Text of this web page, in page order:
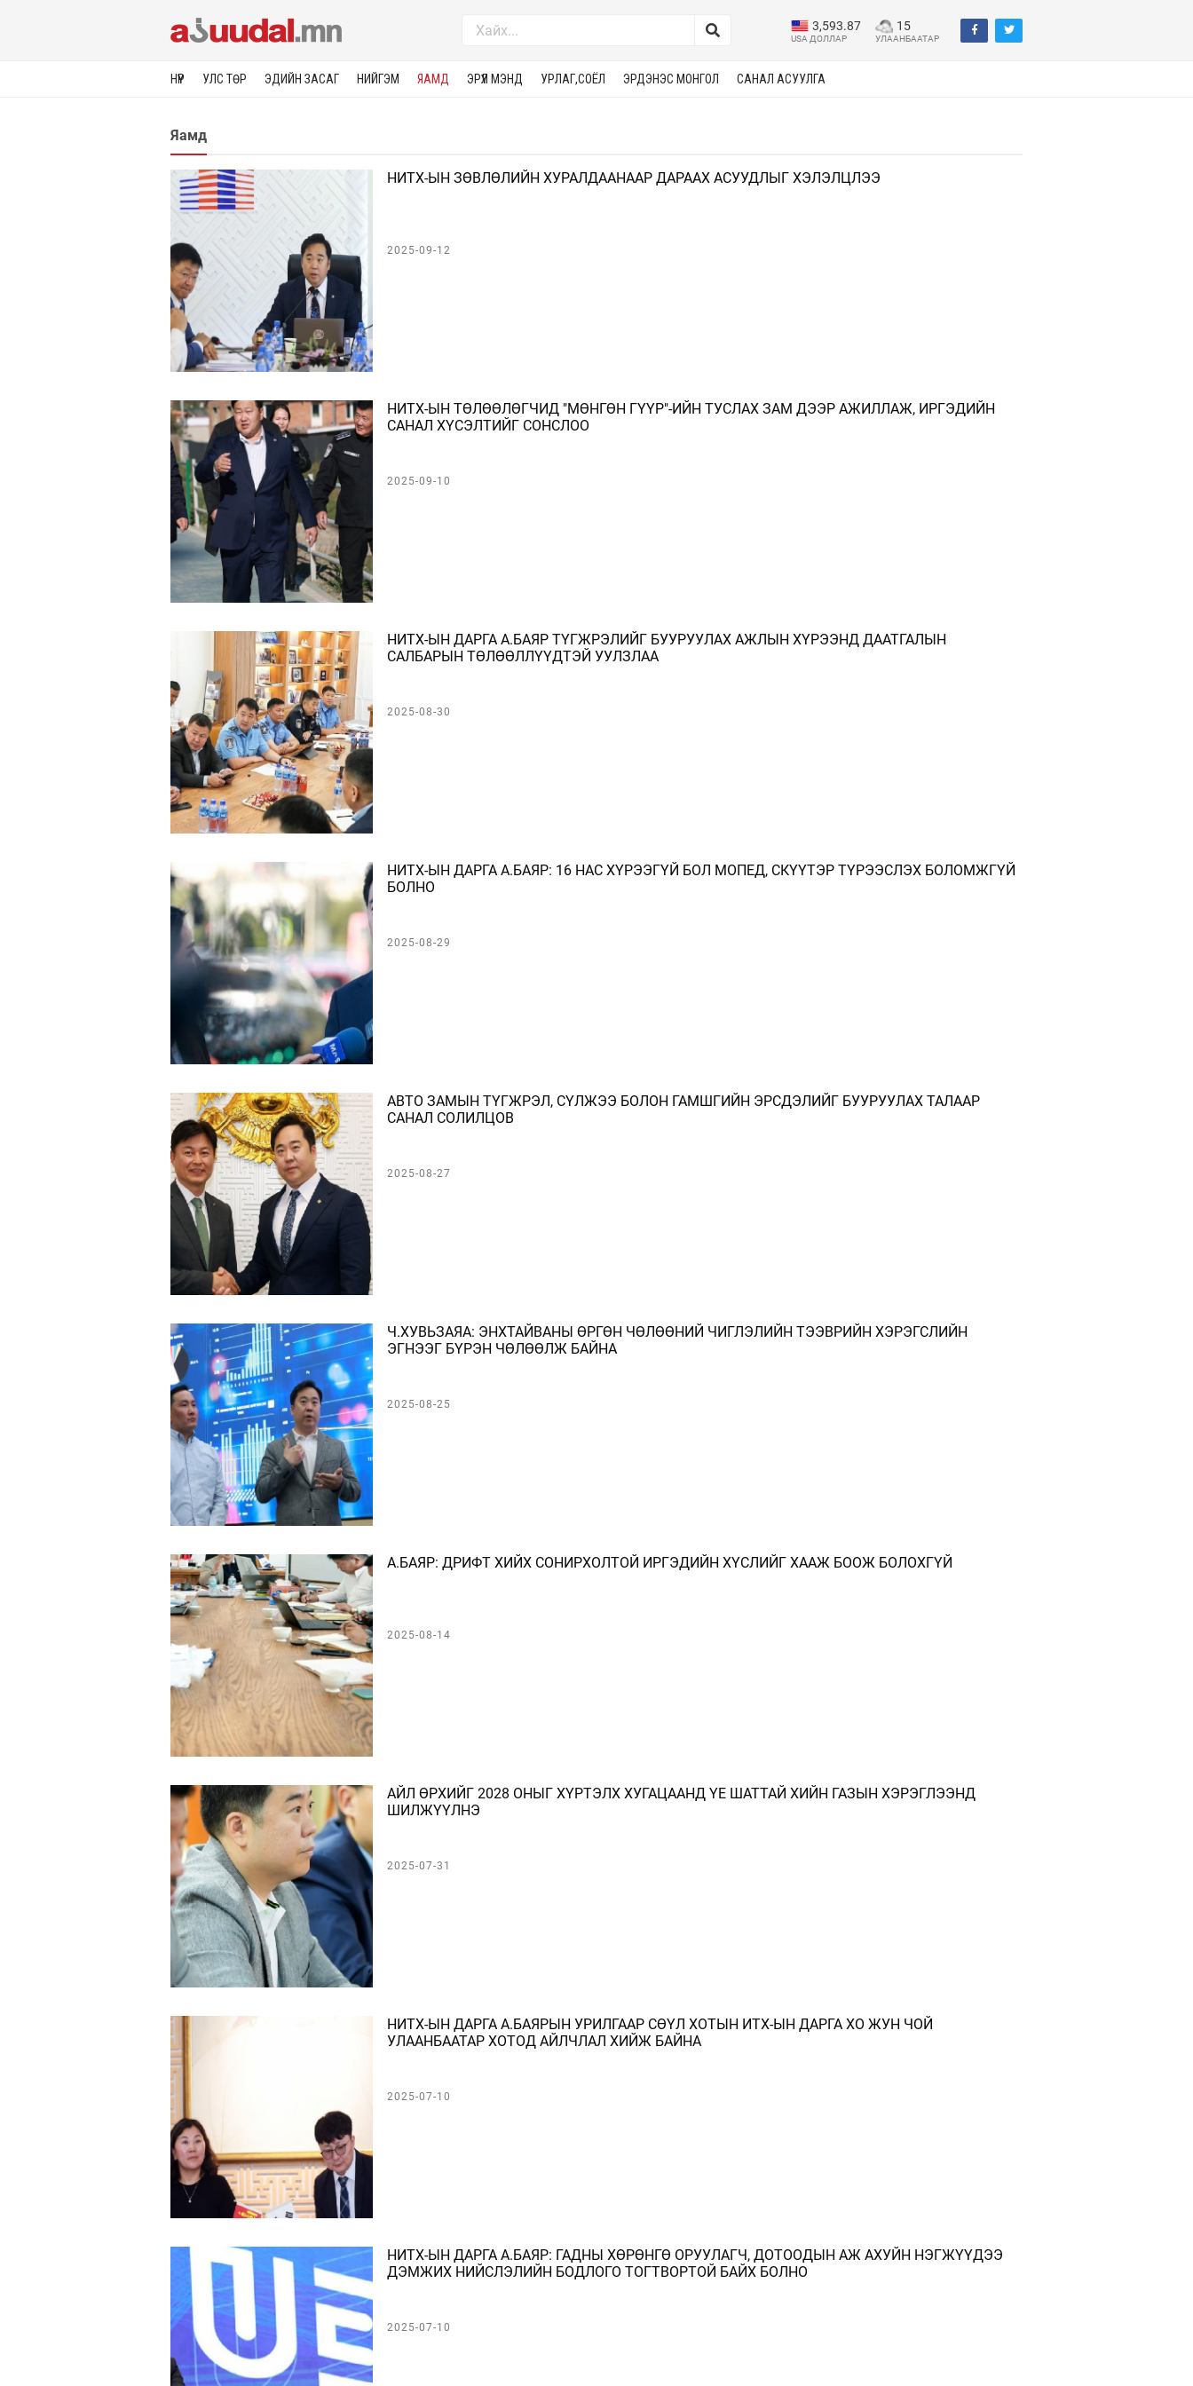
3,593.87
USA ДОЛЛАР
15
УЛААНБААТАР
НҮҮР УЛС ТӨР ЭДИЙН ЗАСАГ НИЙГЭМ ЯАМД ЭРҮҮЛ МЭНД УРЛАГ,СОЁЛ ЭРДЭНЭС МОНГОЛ САНАЛ АСУУЛГА
Яамд
НИТХ-ЫН ЗӨВЛӨЛИЙН ХУРАЛДААНААР ДАРААХ АСУУДЛЫГ ХЭЛЭЛЦЛЭЭ
2025-09-12
НИТХ-ЫН ТӨЛӨӨЛӨГЧИД "МӨНГӨН ГҮҮР"-ИЙН ТУСЛАХ ЗАМ ДЭЭР АЖИЛЛАЖ, ИРГЭДИЙН
САНАЛ ХҮСЭЛТИЙГ СОНСЛОО
2025-09-10
НИТХ-ЫН ДАРГА А.БАЯР ТҮГЖРЭЛИЙГ БУУРУУЛАХ АЖЛЫН ХҮРЭЭНД ДААТГАЛЫН
САЛБАРЫН ТӨЛӨӨЛЛҮҮДТЭЙ УУЛЗЛАА
2025-08-30
НИТХ-ЫН ДАРГА А.БАЯР: 16 НАС ХҮРЭЭГҮЙ БОЛ МОПЕД, СКҮҮТЭР ТҮРЭЭСЛЭХ БОЛОМЖГҮЙ
БОЛНО
2025-08-29
АВТО ЗАМЫН ТҮГЖРЭЛ, СҮЛЖЭЭ БОЛОН ГАМШГИЙН ЭРСДЭЛИЙГ БУУРУУЛАХ ТАЛААР
САНАЛ СОЛИЛЦОВ
2025-08-27
Ч.ХУВЬЗАЯА: ЭНХТАЙВАНЫ ӨРГӨН ЧӨЛӨӨНИЙ ЧИГЛЭЛИЙН ТЭЭВРИЙН ХЭРЭГСЛИЙН
ЭГНЭЭГ БҮРЭН ЧӨЛӨӨЛЖ БАЙНА
2025-08-25
А.БАЯР: ДРИФТ ХИЙХ СОНИРХОЛТОЙ ИРГЭДИЙН ХҮСЛИЙГ ХААЖ БООЖ БОЛОХГҮЙ
2025-08-14
АЙЛ ӨРХИЙГ 2028 ОНЫГ ХҮРТЭЛХ ХУГАЦААНД ҮЕ ШАТТАЙ ХИЙН ГАЗЫН ХЭРЭГЛЭЭНД
ШИЛЖҮҮЛНЭ
2025-07-31
НИТХ-ЫН ДАРГА А.БАЯРЫН УРИЛГААР СӨҮЛ ХОТЫН ИТХ-ЫН ДАРГА ХО ЖУН ЧОЙ
УЛААНБААТАР ХОТОД АЙЛЧЛАЛ ХИЙЖ БАЙНА
2025-07-10
НИТХ-ЫН ДАРГА А.БАЯР: ГАДНЫ ХӨРӨНГӨ ОРУУЛАГЧ, ДОТООДЫН АЖ АХУЙН НЭГЖҮҮДЭЭ
ДЭМЖИХ НИЙСЛЭЛИЙН БОДЛОГО ТОГТВОРТОЙ БАЙХ БОЛНО
2025-07-10